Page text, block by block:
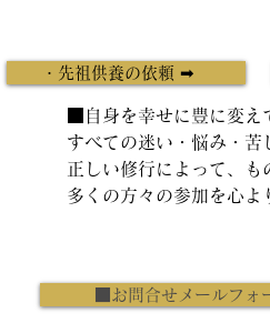
・先祖供養の依頼 ➡
■自身を幸せに豊に変え
すべての迷い・悩み・
正しい修行によって、
多くの方々の参加を心
■お問合せメールフ